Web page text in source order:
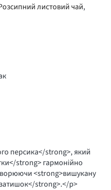
листовий чай,
персика</strong>, який
strong> гармонійно
<strong>вишукану
strong>.</p>